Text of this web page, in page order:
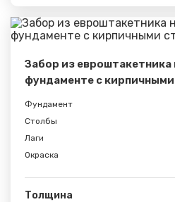
Забор из евроштакетника
фундаменте с
Фундамент
Столбы
Лаги
Окраска
Толщина